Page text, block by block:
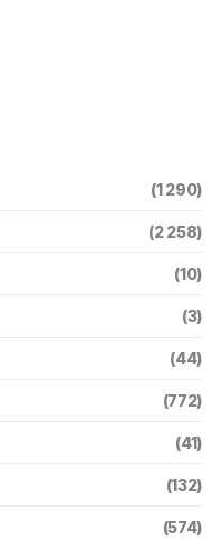
(1 290)
(2 258)
(10)
(3)
(44)
(772)
(41)
(132)
(574)